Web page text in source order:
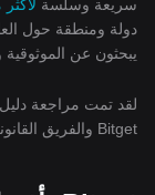
سريعة وسلسة لأكثر من 100 مليون
دولة ومنطقة حول
يبحثون عن الموثوقية
لقد تمت مراجعة
Bitget والفريق القانوني لمنصة Bitget.